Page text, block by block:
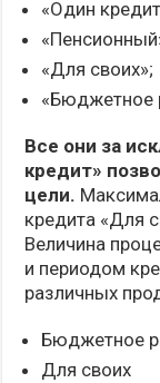
«Один
«Для своих»;
«Бюджетное
Все они за
кредит»
цели.
кредита «Для
Величина
и периодом
различных
Бюджетное
Для своих